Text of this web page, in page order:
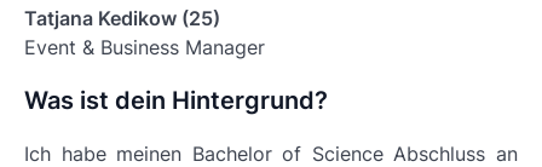
Tatjana Kedikow (25)
Event & Business Manager
Was ist dein Hintergrund?
Ich habe meinen Bachelor of Science Abschluss an